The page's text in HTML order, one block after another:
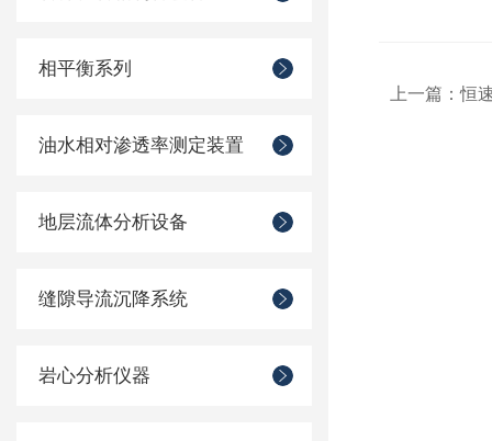
相平衡系列
油水相对渗透率测定装置
地层流体分析设备
缝隙导流沉降系统
岩心分析仪器
上一篇：恒